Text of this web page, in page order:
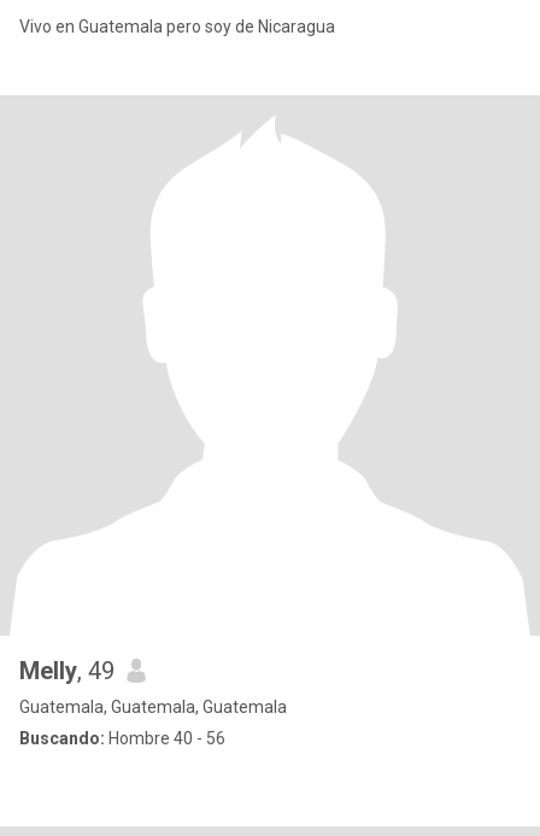
Vivo en Guatemala pero soy de Nicaragua
Melly, 49
Guatemala, Guatemala, Guatemala
Buscando: Hombre 40 - 56